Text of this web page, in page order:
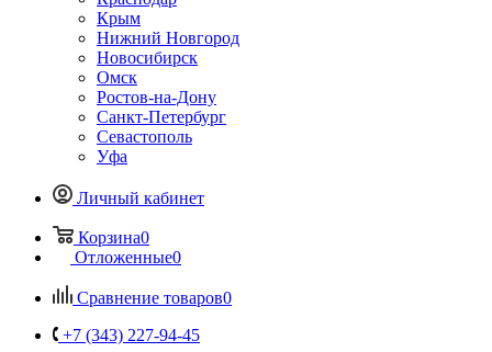
Крым
Нижний Новгород
Новосибирск
Омск
Ростов-на-Дону
Санкт-Петербург
Севастополь
Уфа
Личный кабинет
Корзина0
Отложенные0
Сравнение товаров0
+7 (343) 227-94-45